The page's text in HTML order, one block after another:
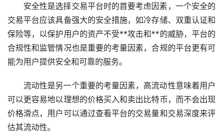
安全性是选择交易平台时的首要考虑因素，一个安全的
交易平台应该具备强大的安全措施，如冷存储、双重认证和
保险等，以保护用户的资产不受**攻击和**的威胁，平台的
合规性和监管情况也是重要的考量因素，合规的平台更有可
能为用户提供安全和可靠的服务。
流动性是另一个重要的考量因素，高流动性意味着用户
可以更容易地以理想的价格买入和卖出比特币，而不会出现
价格滑点，用户可以通过查看平台的交易量和交易深度来评
估其流动性。